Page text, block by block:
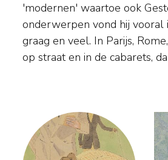
'modernen' waartoe ook
onderwerpen vond hij vooral
graag en veel. In Parijs,
op straat en in de cabarets,
door het strand- en
vissersplaatsen
illustrator en politiek